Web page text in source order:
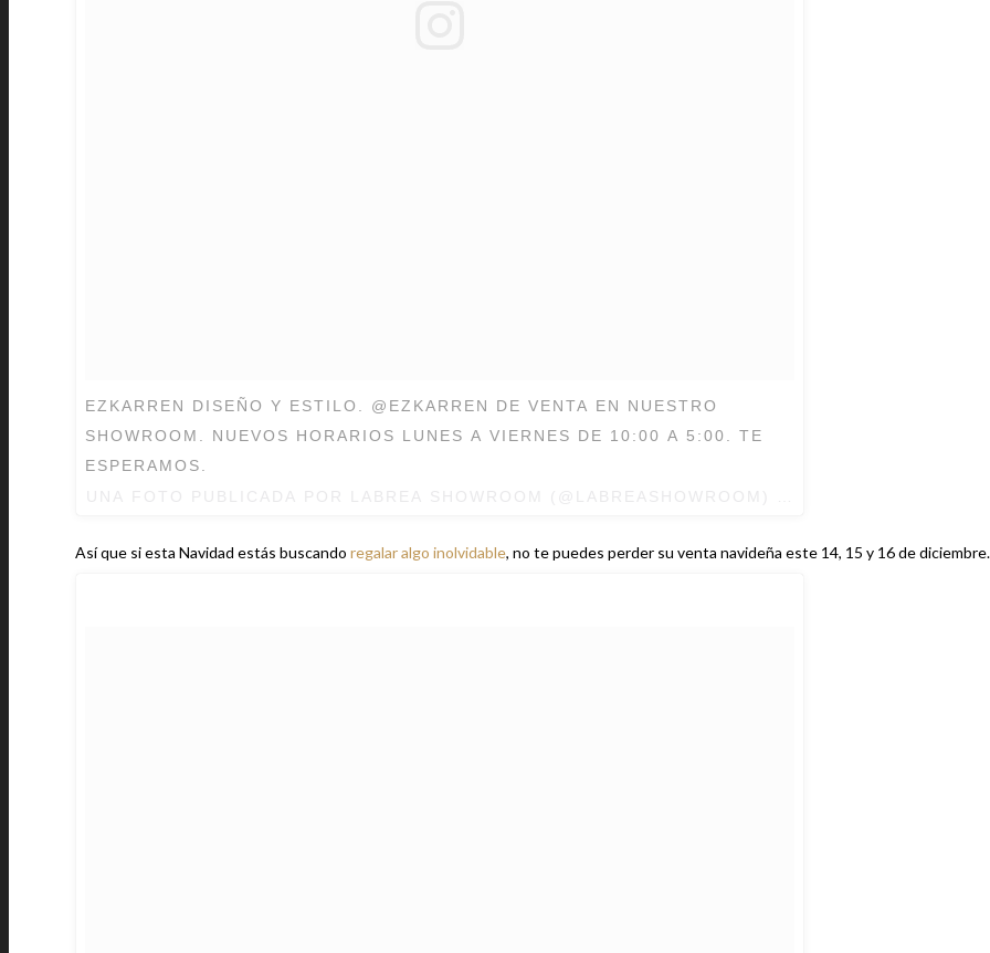
EZKARREN DISEÑO Y ESTILO. @EZKARREN DE VENTA EN NUESTRO
SHOWROOM. NUEVOS HORARIOS LUNES A VIERNES DE 10:00 A 5:00. TE
ESPERAMOS.
Así que si esta Navidad estás buscando regalar algo inolvidable, no te puedes perder su venta navideña este 14, 15 y 16 de diciembre.